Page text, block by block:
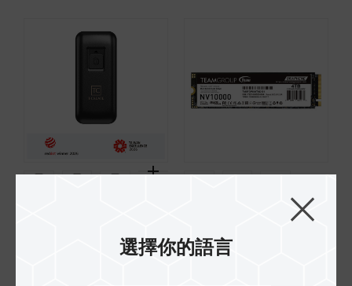
毀外接式固態硬碟
NV10000 M.2 PCIe 5.0
固態硬碟
選擇你的語言